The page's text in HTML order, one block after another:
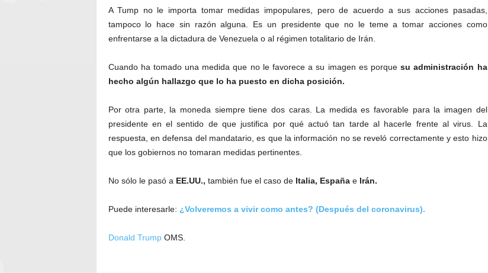
A Tump no le importa tomar medidas impopulares, pero de acuerdo a sus acciones pasadas,
tampoco lo hace sin razón alguna. Es un presidente que no le teme a tomar acciones como
enfrentarse a la dictadura de Venezuela o al régimen totalitario de Irán.
Cuando ha tomado una medida que no le favorece a su imagen es porquesu administración ha
hecho algún hallazgo que lo ha puesto en dicha posición.
Por otra parte, la moneda siempre tiene dos caras. La medida es favorable para la imagen del
presidente en el sentido de que justifica por qué actuó tan tarde al hacerle frente al virus. La
respuesta, en defensa del mandatario, es que la información no se reveló correctamente y esto hizo
que los gobiernos no tomaran medidas pertinentes.
No sólo le pasó a EE.UU., también fue el caso de Italia, Españae Irán.
Puede interesarle: ¿Volveremos a vivir como antes? (Después del coronavirus).
Donald TrumpOMS.